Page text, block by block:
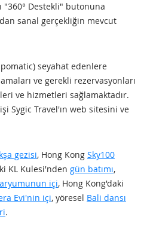
"360° Destekli" butonuna
sanal gerçekliğin mevcut
seyahat edenlere
ve gerekli rezervasyonları
ve hizmetleri sağlamaktadır.
Sygic Travel'ın web sitesini ve
gezisi, Hong Kong Sky100
KL Kulesi'nden gün batımı,
içi, Hong Kong'daki
Evi'nin içi, yöresel Bali dansı
.